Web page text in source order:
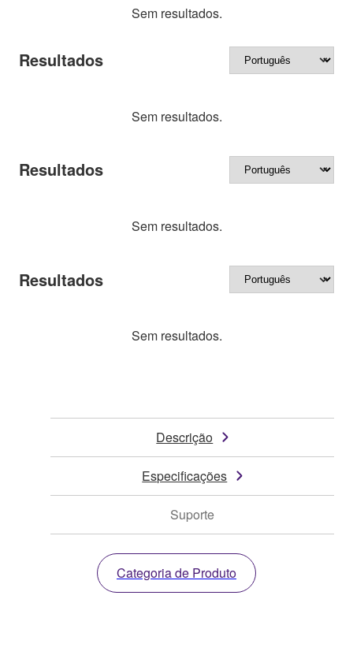
Sem resultados.
Resultados
Sem resultados.
Resultados
Sem resultados.
Resultados
Sem resultados.
Descrição
Especificações
Suporte
Categoria de Produto